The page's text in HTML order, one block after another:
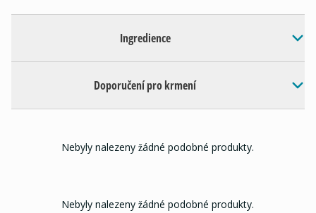
Ingredience
Doporučení pro krmení
Nebyly nalezeny žádné podobné produkty.
Nebyly nalezeny žádné podobné produkty.